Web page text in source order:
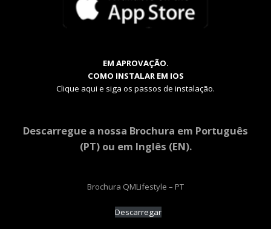
EM APROVAÇÃO.
COMO INSTALAR EM IOS
Clique aqui e siga os passos de instalação.
Descarregue a nossa Brochura em Português
(PT) ou em Inglês (EN).
Brochura QMLifestyle – PT
Descarregar